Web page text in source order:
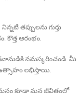
తప్పులను గుర్తు
కొత్త ఆరంభం.
నమస్కరించండి. మీ
లభిస్తాయి.
మనం కూడా మన జీవితంలో